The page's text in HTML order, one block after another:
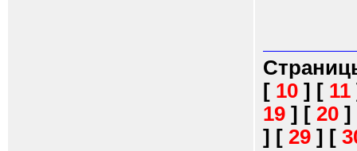
[ 10 ] [ 11
19 ] [ 20 ]
] [ 29 ] [